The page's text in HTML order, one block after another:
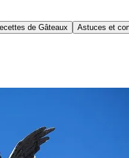
de Gâteaux Astuces et